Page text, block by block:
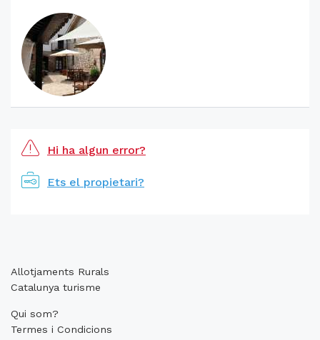
Hi ha algun error?
Ets el propietari?
Allotjaments Rurals
Catalunya turisme
Qui som?
Termes i Condicions